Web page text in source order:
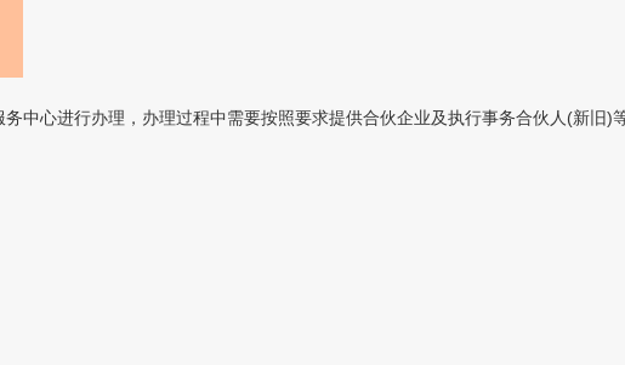
中心进行办理，办理过程中需要按照要求提供合伙企业及执行事务合伙人(新旧)